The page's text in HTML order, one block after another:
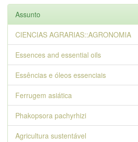
Assunto
CIENCIAS AGRARIAS::AGRONOMIA
Essences and essential oils
Essências e óleos essenciais
Ferrugem asiática
Phakopsora pachyrhizi
Agricultura sustentável